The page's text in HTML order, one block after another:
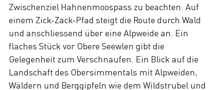
Zwischenziel Hahnenmoospass zu beachten. Auf
einem Zick-Zack-Pfad steigt die Route durch Wald
und anschliessend über eine Alpweide an. Ein
flaches Stück vor Obere Seewlen gibt die
Gelegenheit zum Verschnaufen. Ein Blick auf die
Landschaft des Obersimmentals mit Alpweiden,
Wäldern und Berggipfeln wie dem Wildstrubel und